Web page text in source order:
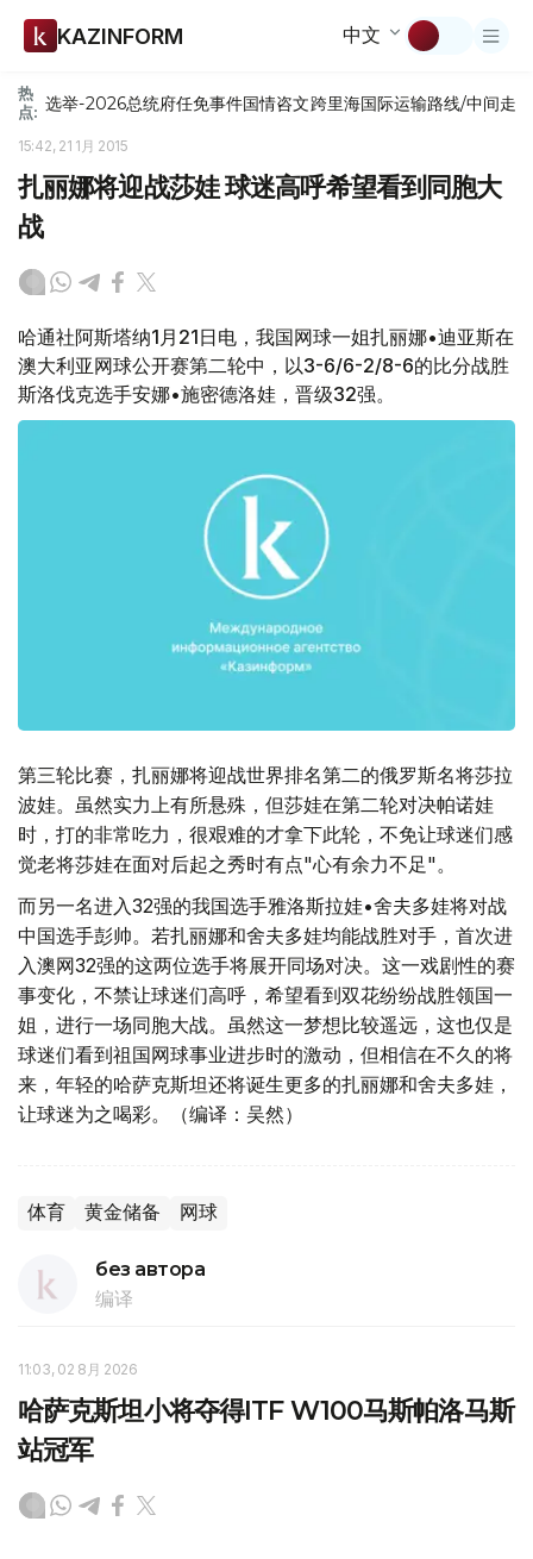
KAZINFORM 中文
热
点: 选举-2026总统府任免事件国情咨文跨里海国际运输路线/中间走廊
15:42, 21 1月 2015
扎丽娜将迎战莎娃 球迷高呼希望看到同胞大
战
哈通社阿斯塔纳1月21日电，我国网球一姐扎丽娜•迪亚斯在
澳大利亚网球公开赛第二轮中，以3-6/6-2/8-6的比分战胜
斯洛伐克选手安娜•施密德洛娃，晋级32强。
第三轮比赛，扎丽娜将迎战世界排名第二的俄罗斯名将莎拉
波娃。虽然实力上有所悬殊，但莎娃在第二轮对决帕诺娃
时，打的非常吃力，很艰难的才拿下此轮，不免让球迷们感
觉老将莎娃在面对后起之秀时有点"心有余力不足"。
而另一名进入32强的我国选手雅洛斯拉娃•舍夫多娃将对战
中国选手彭帅。若扎丽娜和舍夫多娃均能战胜对手，首次进
入澳网32强的这两位选手将展开同场对决。这一戏剧性的赛
事变化，不禁让球迷们高呼，希望看到双花纷纷战胜领国一
姐，进行一场同胞大战。虽然这一梦想比较遥远，这也仅是
球迷们看到祖国网球事业进步时的激动，但相信在不久的将
来，年轻的哈萨克斯坦还将诞生更多的扎丽娜和舍夫多娃，
让球迷为之喝彩。（编译：吴然）
体育 黄金储备 网球
без автора
编译
11:03, 02 8月 2026
哈萨克斯坦小将夺得ITF W100马斯帕洛马斯
站冠军